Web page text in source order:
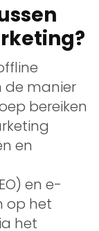
de manier
bereiken
en
en e-
op het
het